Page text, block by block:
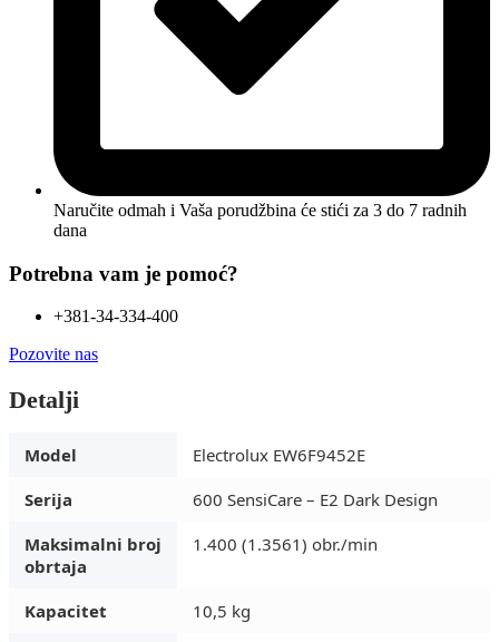
Naručite odmah i Vaša porudžbina će stići za 3 do 7 radnih
dana
Potrebna vam je pomoć?
+381-34-334-400
Pozovite nas
Detalji
Model
Electrolux EW6F9452E
Serija
600 SensiCare – E2 Dark Design
Maksimalni broj
obrtaja
1.400 (1.3561) obr./min
Kapacitet
10,5 kg